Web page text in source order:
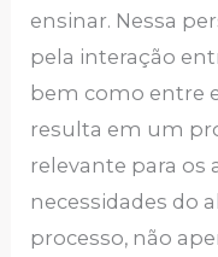
ensinar. Nessa
pela interação
bem como entre
resulta em um
relevante para os
necessidades do
processo, não